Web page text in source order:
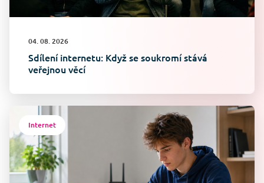
04. 08. 2026
Sdílení internetu: Když se soukromí stává
veřejnou věcí
Internet